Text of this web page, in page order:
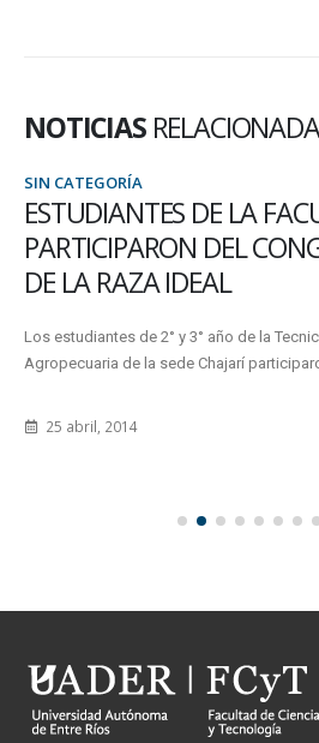
NOTICIAS
SIN CATEGORÍA
ORDEN DE MÉRITOS DE
provisorio de la convocatoria a BECAS
22 mayo, 2023